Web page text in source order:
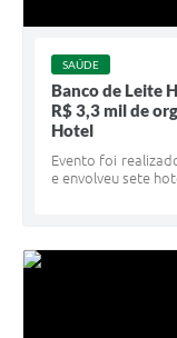
SAÚDE
Banco de Leite
R$ 3,3 mil de
Hotel
Evento foi
e envolveu sete